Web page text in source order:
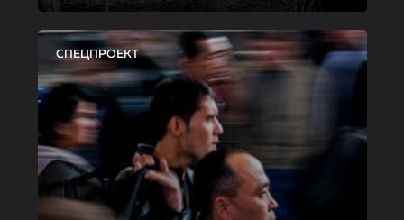
СПЕЦПРОЕКТ